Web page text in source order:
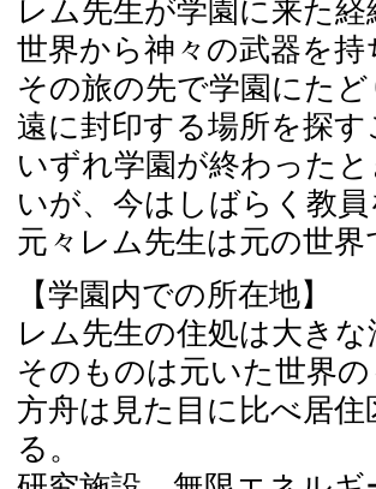
レム先生が学園に来た
世界から神々の武器を
その旅の先で学園にた
遠に封印する場所を探
いずれ学園が終わった
いが、今はしばらく教
元々レム先生は元の世
【学園内での所在地】
レム先生の住処は大き
そのものは元いた世界
方舟は見た目に比べ居
る。